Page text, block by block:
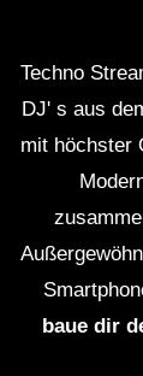
Techno
DJ' s aus
mit höchster
baue dir